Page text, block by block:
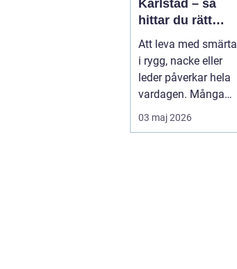
Karlstad – så
hittar du rätt
hjälp för smärta
och rehab
Att leva med smärta
i rygg, nacke eller
leder påverkar hela
vardagen. Många
03 maj 2026